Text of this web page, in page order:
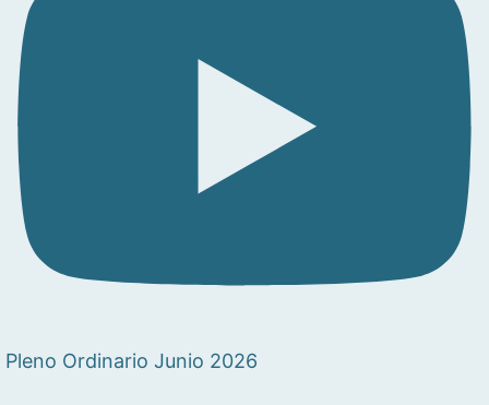
Pleno Ordinario Junio 2026